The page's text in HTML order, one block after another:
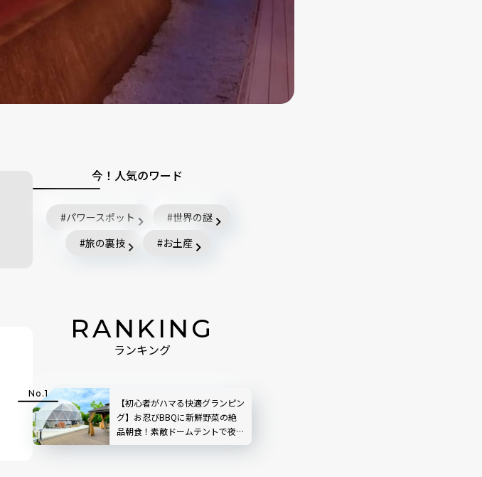
今！人気のワード
パワースポット
世界の謎
旅の裏技
お土産
RANKING
ランキング
【初心者がハマる快適グランピン
グ】お忍びBBQに新鮮野菜の絶
品朝食！素敵ドームテントで夜ふ
かし｜UE GARDEN RESORT